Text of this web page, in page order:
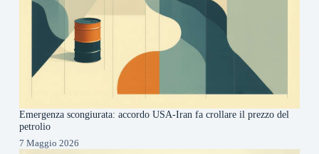
Emergenza scongiurata: accordo USA-Iran fa crollare il prezzo del
petrolio
7 Maggio 2026